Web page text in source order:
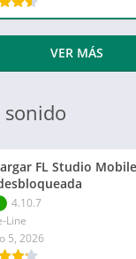
VER MÁS
sonido
FL Studio
4.10.7
Line
5, 2026